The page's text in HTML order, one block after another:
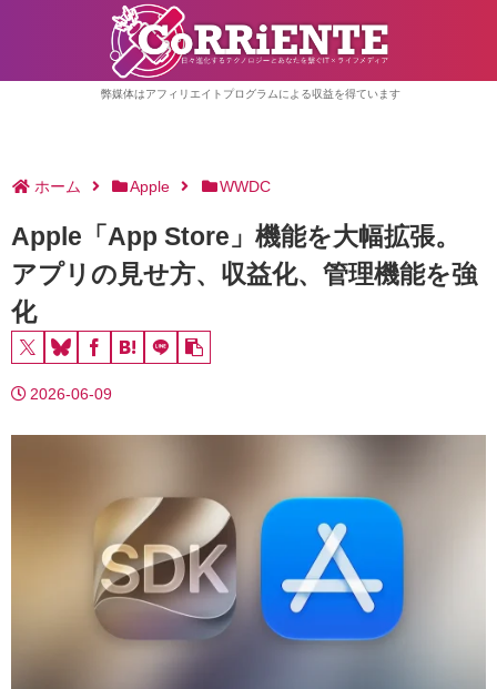
弊媒体はアフィリエイトプログラムによる収益を得ています
ホーム Apple WWDC
Apple「App Store」機能を大幅拡張。
アプリの見せ方、収益化、管理機能を強
化
2026-06-09